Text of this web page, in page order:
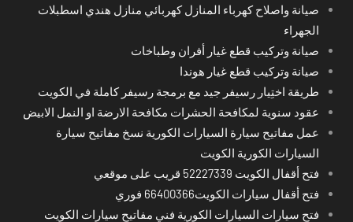
صيانة واصلاح كهرباء المنازل كهربائي منازل هندي اسطبلات
الجهراء
صيانة وتركيب قطع غيار أفران وطباخات
صيانة وتركيب قطع غيار هوندا
طريقة اختِيار رسيفر جيد مع برمجة رسيفر كاملة في الكويت
عقود سنوية لمكافحة الحشرات مكافحة الارضة او النمل الابيض
عمل مفاتيح سيارة السيارات الكورية نسخ مفاتيح سيارة
السيارات الكورية الكويت
فتح أقفال الكويت 52227339 قريب على موقعي
فتح أقفال سيارات الكويت66400366 فوري
فتح سيارات السيارات الكورية فني مفاتيح سيارات الكويت